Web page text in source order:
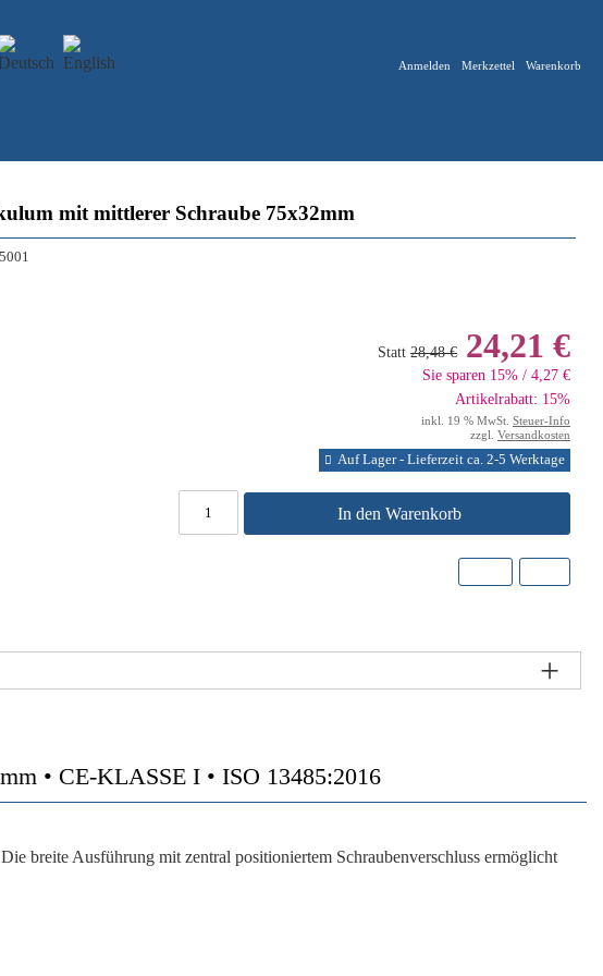
Anmelden Merkzettel Warenkorb
mit mittlerer Schraube 75x32mm
Statt 28,48 € 24,21 €
Sie sparen 15% / 4,27 €
Artikelrabatt: 15%
inkl. 19 % MwSt. Steuer-Info
zzgl. Versandkosten
Auf Lager - Lieferzeit ca. 2-5 Werktage
In den Warenkorb
• CE-KLASSE I • ISO 13485:2016
breite Ausführung mit zentral positioniertem Schraubenverschluss ermöglicht